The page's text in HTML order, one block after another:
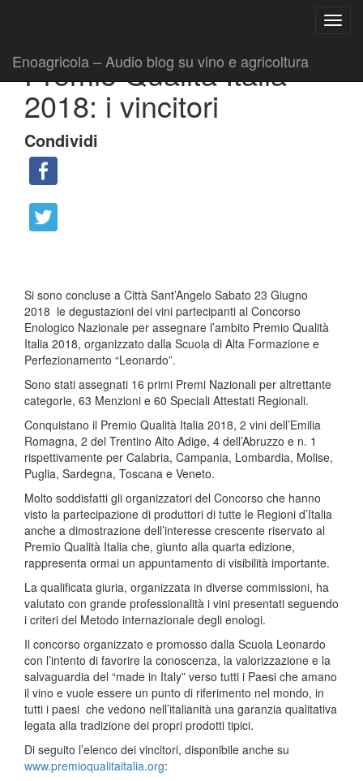
Enoagricola – Audio blog su vino e agricoltura
Premio Qualità Italia
2018: i vincitori
Condividi
Si sono concluse a Città Sant’Angelo Sabato 23 Giugno
2018 le degustazioni dei vini partecipanti al Concorso
Enologico Nazionale per assegnare l’ambito Premio Qualità
Italia 2018, organizzato dalla Scuola di Alta Formazione e
Perfezionamento “Leonardo”.
Sono stati assegnati 16 primi Premi Nazionali per altrettante
categorie, 63 Menzioni e 60 Speciali Attestati Regionali.
Conquistano il Premio Qualità Italia 2018, 2 vini dell’Emilia
Romagna, 2 del Trentino Alto Adige, 4 dell’Abruzzo e n. 1
rispettivamente per Calabria, Campania, Lombardia, Molise,
Puglia, Sardegna, Toscana e Veneto.
Molto soddisfatti gli organizzatori del Concorso che hanno
visto la partecipazione di produttori di tutte le Regioni d’Italia
anche a dimostrazione dell’interesse crescente riservato al
Premio Qualità Italia che, giunto alla quarta edizione,
rappresenta ormai un appuntamento di visibilità importante.
La qualificata giuria, organizzata in diverse commissioni, ha
valutato con grande professionalità i vini presentati seguendo
i criteri del Metodo internazionale degli enologi.
Il concorso organizzato e promosso dalla Scuola Leonardo
con l’intento di favorire la conoscenza, la valorizzazione e la
salvaguardia del “made in Italy” verso tutti i Paesi che amano
il vino e vuole essere un punto di riferimento nel mondo, in
tutti i paesi che vedono nell’italianità una garanzia qualitativa
legata alla tradizione dei propri prodotti tipici.
Di seguito l’elenco dei vincitori, disponibile anche su
www.premioqualitaitalia.org: